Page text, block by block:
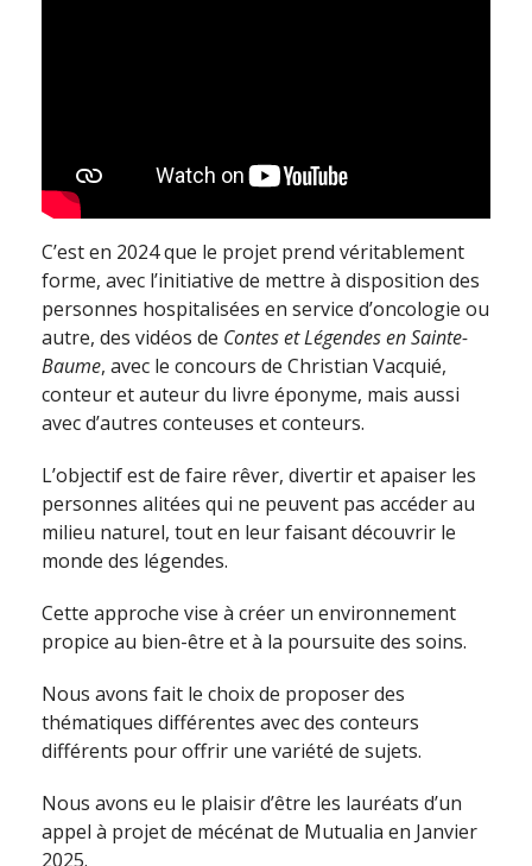
C’est en 2024 que le projet prend véritablement
forme, avec l’initiative de mettre à disposition des
personnes hospitalisées en service d’oncologie ou
autre, des vidéos de Contes et Légendes en Sainte-
Baume, avec le concours de Christian Vacquié,
conteur et auteur du livre éponyme, mais aussi
avec d’autres conteuses et conteurs.
L’objectif est de faire rêver, divertir et apaiser les
personnes alitées qui ne peuvent pas accéder au
milieu naturel, tout en leur faisant découvrir le
monde des légendes.
Cette approche vise à créer un environnement
propice au bien-être et à la poursuite des soins.
Nous avons fait le choix de proposer des
thématiques différentes avec des conteurs
différents pour offrir une variété de sujets.
Nous avons eu le plaisir d’être les lauréats d’un
appel à projet de mécénat de Mutualia en Janvier
2025.